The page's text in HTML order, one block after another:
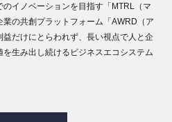
イノベーションを目指す「MTRL（マ
の共創プラットフォーム「AWRD（ア
だけにとらわれず、長い視点で人と企
生み出し続けるビジネスエコシステム